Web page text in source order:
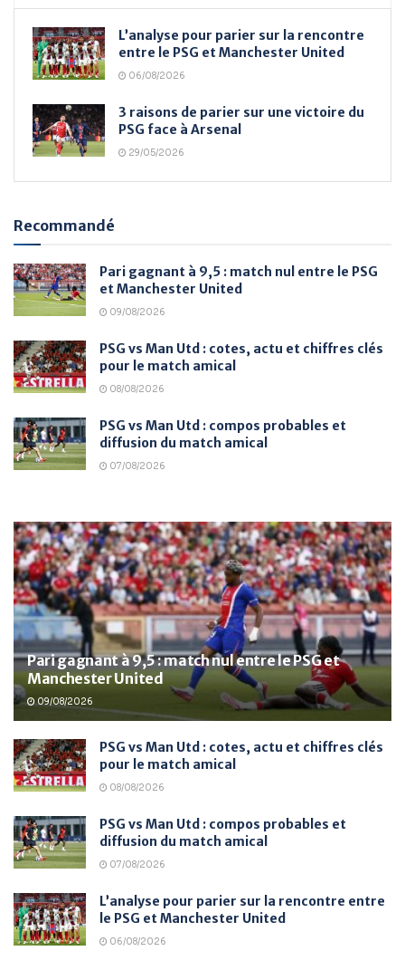
L’analyse pour parier sur la rencontre
entre le PSG et Manchester United
06/08/2026
3 raisons de parier sur une victoire du
PSG face à Arsenal
29/05/2026
Recommandé
Pari gagnant à 9,5 : match nul entre le PSG
et Manchester United
09/08/2026
PSG vs Man Utd : cotes, actu et chiffres clés
pour le match amical
08/08/2026
PSG vs Man Utd : compos probables et
diffusion du match amical
07/08/2026
Pari gagnant à 9,5 : match nul entre le PSG et
Manchester United
09/08/2026
PSG vs Man Utd : cotes, actu et chiffres clés
pour le match amical
08/08/2026
PSG vs Man Utd : compos probables et
diffusion du match amical
07/08/2026
L’analyse pour parier sur la rencontre entre
le PSG et Manchester United
06/08/2026